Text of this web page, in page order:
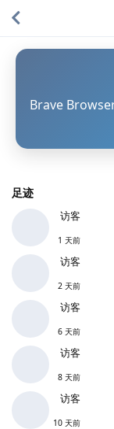
Brave
足迹
访客
1 天前
访客
2 天前
访客
6 天前
访客
8 天前
访客
10 天前